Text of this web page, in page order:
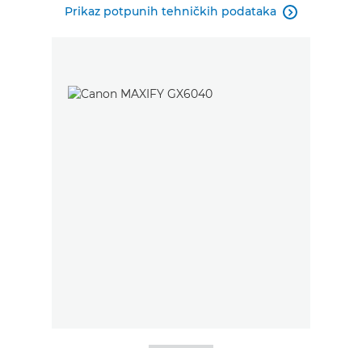
Prikaz potpunih tehničkih podataka 